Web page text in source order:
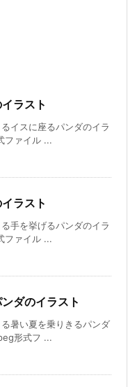
ラスト
イスに座るパンダのイラ
ファイル ...
ラスト
手を挙げるパンダのイラ
ファイル ...
ダのイラスト
暑い夏を乗りきるパンダ
形式フ ...